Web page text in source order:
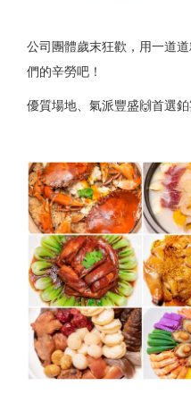
公司團體歲末狂歡，用一道
們的辛勞吧！
優質場地、氣派豐盛🙌首選